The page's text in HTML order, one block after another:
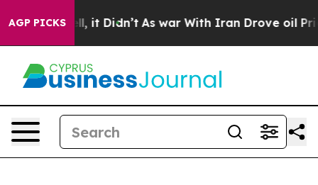
AGP PICKS
Well, it Didn’t As war With Iran Drove oil Prices